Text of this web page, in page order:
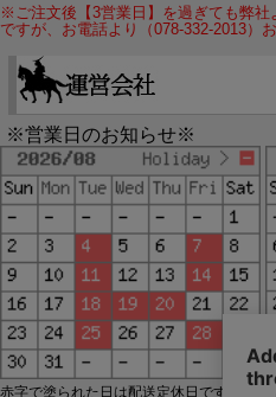
※ご注文後【3営業日】を過ぎても弊
ですが、お電話より（078-332-2013）
※営業日のお知らせ※
赤字で塗られた日は配送定休日です。